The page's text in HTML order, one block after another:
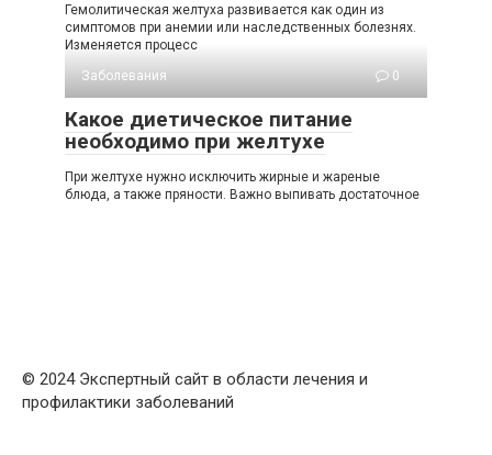
Гемолитическая желтуха развивается как один из
симптомов при анемии или наследственных болезнях.
Изменяется процесс
Заболевания
0
Какое диетическое питание
необходимо при желтухе
При желтухе нужно исключить жирные и жареные
блюда, а также пряности. Важно выпивать достаточное
© 2024 Экспертный сайт в области лечения и
профилактики заболеваний